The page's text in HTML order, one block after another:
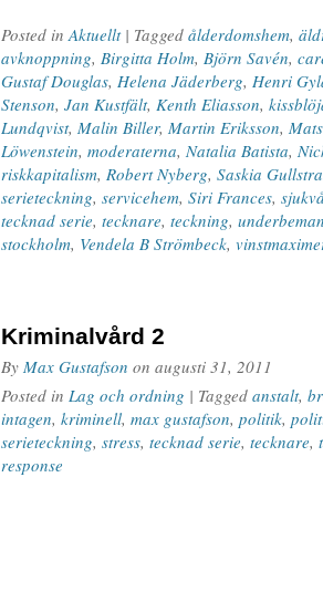
Posted inAktuellt | Tagged ålderdomshem,
avknoppning, Birgitta Holm, Björn Savén,
Gustaf Douglas, Helena Jäderberg, Henri
Stenson, Jan Kustfält, Kenth Eliasson,
Lundqvist, Malin Biller, Martin Eriksson,
Löwenstein, moderaterna, Natalia Batista,
riskkapitalism, Robert Nyberg, Saskia
serieteckning, servicehem, Siri Frances,
tecknad serie, tecknare, teckning,
stockholm, Vendela B Strömbeck,
Kriminalvård 2
By Max Gustafson on augusti 31, 2011
Posted in Lag och ordning | Tagged anstalt,
intagen, kriminell, max gustafson, politik,
serieteckning, stress, tecknad serie, tecknare,
response